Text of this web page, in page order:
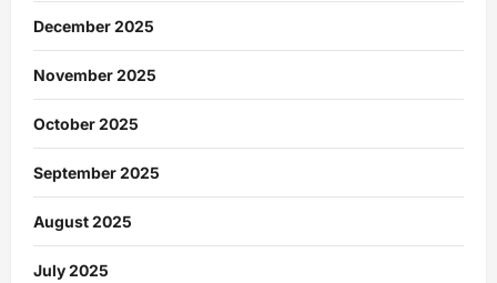
December 2025
November 2025
October 2025
September 2025
August 2025
July 2025